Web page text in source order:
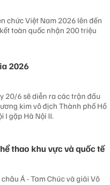
chức Việt Nam 2026 lên đến
toàn quốc nhận 200 triệu
2026
20/6 sẽ diễn ra các trận đấu
kim vô địch Thành phố Hồ
I gặp Hà Nội II.
thao khu vực và quốc tế
Á - Tam Chúc và giải Vô